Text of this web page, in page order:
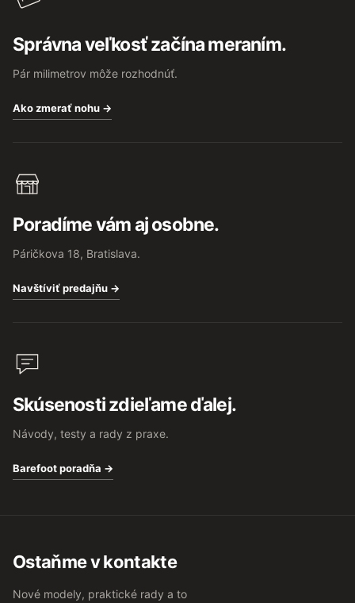
Správna veľkosť začína meraním.
Pár milimetrov môže rozhodnúť.
Ako zmerať nohu →
Poradíme vám aj osobne.
Páričkova 18, Bratislava.
Navštíviť predajňu →
Skúsenosti zdieľame ďalej.
Návody, testy a rady z praxe.
Barefoot poradňa →
Ostaňme v kontakte
Nové modely, praktické rady a to